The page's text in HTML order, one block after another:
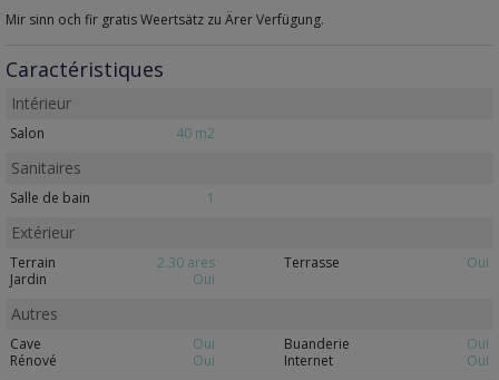
Mir sinn och fir gratis Weertsätz zu Ärer Verfügung.
Caractéristiques
Intérieur
Salon 40 m2
Sanitaires
Salle de bain 1
Extérieur
Terrain 2.30 ares Terrasse
Oui
Jardin
Oui
Autres
Cave Oui Buanderie
Oui
Rénové
Oui Internet Oui